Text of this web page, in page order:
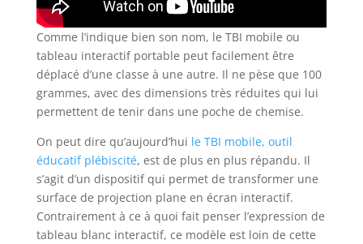
Comme l’indique bien son nom, le TBI mobile ou
tableau interactif portable peut facilement être
déplacé d’une classe à une autre. Il ne pèse que 100
grammes, avec des dimensions très réduites qui lui
permettent de tenir dans une poche de chemise.
On peut dire qu’aujourd’hui le TBI mobile, outil
éducatif plébiscité, est de plus en plus répandu. Il
s’agit d’un dispositif qui permet de transformer une
surface de projection plane en écran interactif.
Contrairement à ce à quoi fait penser l’expression de
tableau blanc interactif, ce modèle est loin de cette